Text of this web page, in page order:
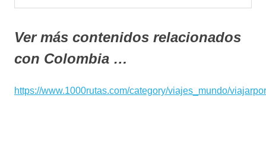
Ver más contenidos relacionados
con Colombia …
https://www.1000rutas.com/category/viajes_mundo/